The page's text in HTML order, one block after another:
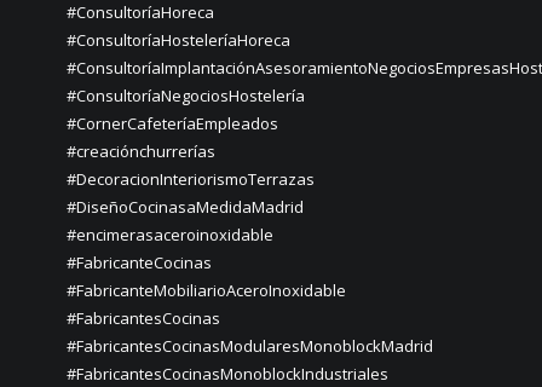
#ConsultoríaHoreca
#ConsultoríaHosteleríaHoreca
#ConsultoríaNegociosHostelería
#CornerCafeteríaEmpleados
#creaciónchurrerías
#DecoracionInteriorismoTerrazas
#DiseñoCocinasaMedidaMadrid
#encimerasaceroinoxidable
#FabricanteCocinas
#FabricanteMobiliarioAceroInoxidable
#FabricantesCocinas
#FabricantesCocinasModularesMonoblockMadrid
#FabricantesCocinasMonoblockIndustriales